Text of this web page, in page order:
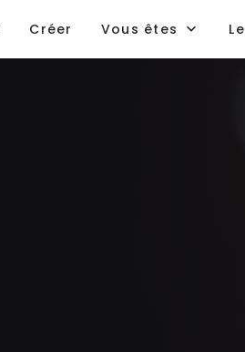
Créer Vous êtes